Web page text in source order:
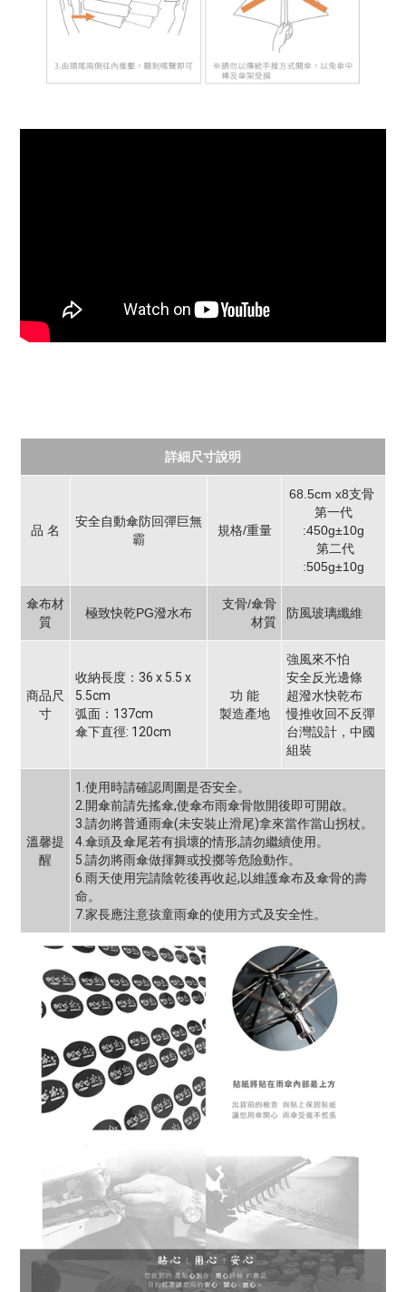
詳細尺寸說明
品 名
安全自動傘防回彈巨無
霸
規格/重量
68.5cm x8支骨
第一代
:450g±10g
第二代
:505g±10g
傘布材
質
極致快乾PG潑水布
支骨/傘骨
材質
防風玻璃纖維
商品尺
寸
收納長度：36 x 5.5 x
5.5cm
弧面： 137cm
傘下直徑: 120cm
功 能
製造產地
強風來不怕
安全反光邊條
超潑水快乾布
慢推收回不反彈
台灣設計，中國
組裝
溫馨提
醒
1.使用時請確認周圍是否安全。
2.開傘前請先搖傘,使傘布雨傘骨散開後即可開啟。
3.請勿將普通雨傘(未安裝止滑尾)拿來當作當山拐杖。
4.傘頭及傘尾若有損壞的情形,請勿繼續使用。
5.請勿將雨傘做揮舞或投擲等危險動作。
6.雨天使用完請陰乾後再收起,以維護傘布及傘骨的壽
命。
7.家長應注意孩童雨傘的使用方式及安全性。